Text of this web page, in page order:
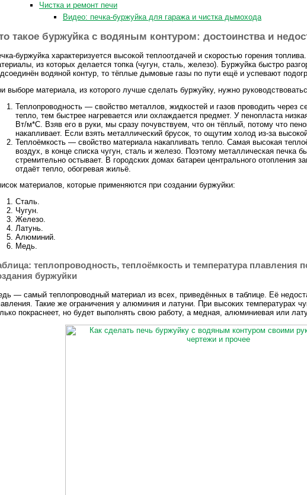
Чистка и ремонт печи
Видео: печка-буржуйка для гаража и чистка дымохода
такое буржуйка с водяным контуром: достоинства и
буржуйка характеризуется высокой теплоотдачей и скоростью горения
из которых делается топка (чугун, сталь, железо). Буржуйка быстро
водяной контур, то тёплые дымовые газы по пути ещё и успевают
выборе материала, из которого лучше сделать буржуйку, нужно
Теплопроводность — свойство металлов, жидкостей и газов проводить через
тепло, тем быстрее нагревается или охлаждается предмет. У пенопласта
Вт/м*С. Взяв его в руки, мы сразу почувствуем, что он тёплый, потому что
накапливает. Если взять металлический брусок, то ощутим холод из-за
Теплоёмкость — свойство материала накапливать тепло. Самая высокая
воздух, в конце списка чугун, сталь и железо. Поэтому металлическая печка
стремительно остывает. В городских домах батареи центрального отопления
отдаёт тепло, обогревая жильё.
материалов, которые применяются при создании буржуйки:
Сталь.
Чугун.
Железо.
Латунь.
Алюминий.
Медь.
теплопроводность, теплоёмкость и температура плавления
буржуйки
— самый теплопроводный материал из всех, приведённых в таблице. Её
Такие же ограничения у алюминия и латуни. При высоких температурах
покраснеет, но будет выполнять свою работу, а медная, алюминиевая или